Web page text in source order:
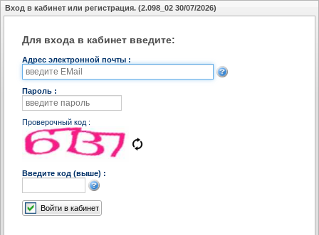
Для входа в кабинет введите:
Адрес электронной почты :
Пароль :
Проверочный код :
Введите код (выше) :
Войти в кабинет
Вход в кабинет или регистрация. (2.098_02 30/07/2026)
Л/С:
Адрес:
Долг/Переплата :
Пеня: